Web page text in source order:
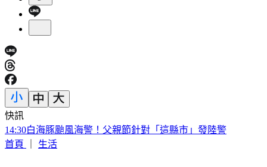
快訊
台股開盤漲逾400點後小翻黑 股后「川湖」亮燈漲停
首頁
生活